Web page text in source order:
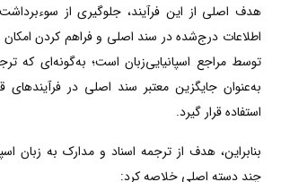
هدف اصلی از این فرآیند، جلوگیری از
اطلاعات درج‌شده در سند اصلی و فراهم کردن
توسط مراجع اسپانیایی‌زبان است؛ به‌گونه‌ای که
به‌عنوان جایگزین معتبر سند اصلی در فرآیندهای
استفاده قرار گیرد.
بنابراین، هدف از ترجمه اسناد و مدارک به زبان
چند دسته اصلی خلاصه کرد: